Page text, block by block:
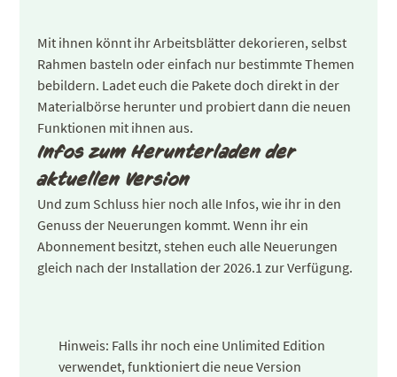
Mit ihnen könnt ihr Arbeitsblätter dekorieren, selbst
Rahmen basteln oder einfach nur bestimmte Themen
bebildern. Ladet euch die Pakete doch direkt in der
Materialbörse herunter und probiert dann die neuen
Funktionen mit ihnen aus.
Infos zum Herunterladen der
aktuellen Version
Und zum Schluss hier noch alle Infos, wie ihr in den
Genuss der Neuerungen kommt. Wenn ihr ein
Abonnement besitzt, stehen euch alle Neuerungen
gleich nach der Installation der 2026.1 zur Verfügung.
Hinweis: Falls ihr noch eine Unlimited Edition
verwendet, funktioniert die neue Version